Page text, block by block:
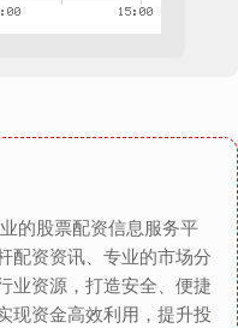
的股票配资信息服务平
配资资讯、专业的市场分
业资源，打造安全、便捷
现资金高效利用，提升投